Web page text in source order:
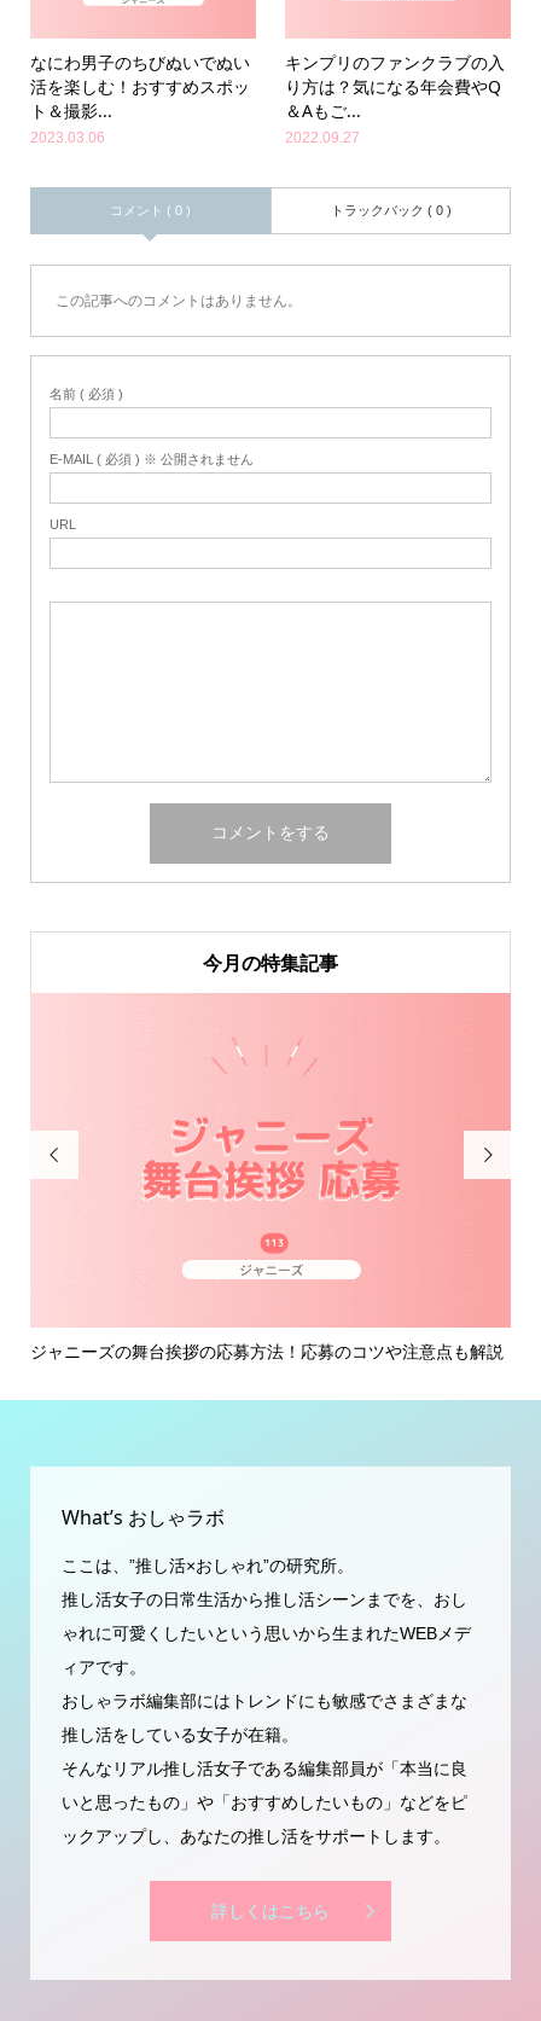
なにわ男子のちびぬいでぬい
活を楽しむ！おすすめスポッ
ト＆撮影...
2023.03.06
キンプリのファンクラブの入
り方は？気になる年会費やQ
＆Aもご...
2022.09.27
コメント ( 0 ) トラックバック ( 0 )
この記事へのコメントはありません。
名前 ( 必須 )
E-MAIL ( 必須 ) ※ 公開されません
URL
今月の特集記事

の舞台挨拶の応募方法！応募のコツや注意点も解説 ジャニーズの復

What’s おしゃラボ
ここは、”推し活×おしゃれ”の研究所。
推し活女子の日常生活から推し活シーンまでを、おし
ゃれに可愛くしたいという思いから生まれたWEBメデ
ィアです。
おしゃラボ編集部にはトレンドにも敏感でさまざまな
推し活をしている女子が在籍。
そんなリアル推し活女子である編集部員が「本当に良
いと思ったもの」や「おすすめしたいもの」などをピ
ックアップし、あなたの推し活をサポートします。
詳しくはこちら